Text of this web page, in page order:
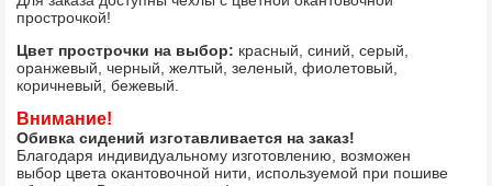
прострочкой!
Цвет прострочки на выбор: красный, синий, серый,
оранжевый, черный, желтый, зеленый, фиолетовый,
коричневый, бежевый.
Внимание!
Обивка сидений изготавливается на заказ!
Благодаря индивидуальному изготовлению, возможен
выбор цвета окантовочной нити, используемой при пошиве